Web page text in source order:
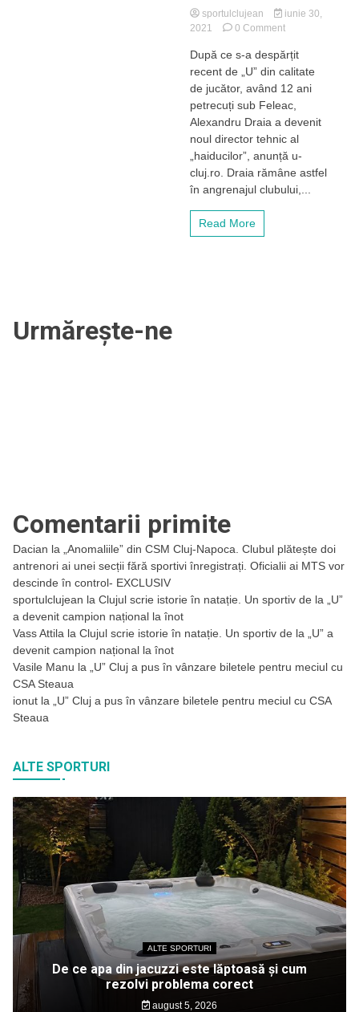
sportulclujean
iunie 30,
2021
0 Commenton
teren,
în
staff-
clubului!
Alex
Draia,
noul
director
tehnic
După ce s-a despărțit
recent de „U” din calitate
de jucător, având 12 ani
petrecuți sub Feleac,
Alexandru Draia a devenit
noul director tehnic al
„haiducilor”, anunță u-
cluj.ro. Draia rămâne astfel
în angrenajul clubului,...
Read More
Urmărește-ne
Comentarii primite
Dacian la
„Anomaliile” din CSM Cluj-Napoca. Clubul plătește doi
antrenori ai unei secții fără sportivi înregistrați. Oficialii ai MTS vor
descinde în control- EXCLUSIV
sportulclujean la Clujul scrie istorie în natație. Un sportiv de la „U”
a devenit campion național la înot
Vass Attila la Clujul scrie istorie în natație. Un sportiv de la „U” a
devenit campion național la înot
Vasile Manu la
„U” Cluj a pus în vânzare biletele pentru meciul cu
CSA Steaua
ionut la
„U” Cluj a pus în vânzare biletele pentru meciul cu CSA
Steaua
ALTE SPORTURI
ALTE SPORTURI
De ce apa din jacuzzi este lăptoasă și cum
rezolvi problema corect
august 5, 2026